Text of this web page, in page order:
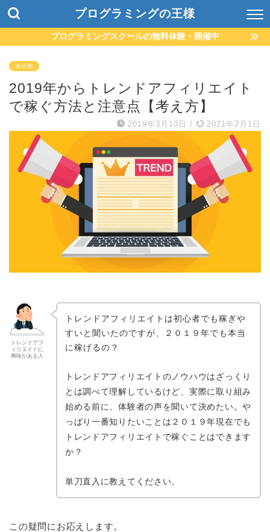
プログラミングの王様
プログラミングスクールの無料体験・開催中
未分類
2019年からトレンドアフィリエイト
で稼ぐ方法と注意点【考え方】
2019年3月10日 / 2021年2月1日
トレンドアフ
ィリエイトに
興味がある人
トレンドアフィリエイトは初心者でも稼ぎや
すいと聞いたのですが、２０１９年でも本当
に稼げるの？
トレンドアフィリエイトのノウハウはざっくり
とは調べて理解しているけど、実際に取り組み
始める前に、体験者の声を聞いて決めたい。や
っぱり一番知りたいことは２０１９年現在でも
トレンドアフィリエイトで稼ぐことはできます
か？
単刀直入に教えてください。
この疑問にお応えします。